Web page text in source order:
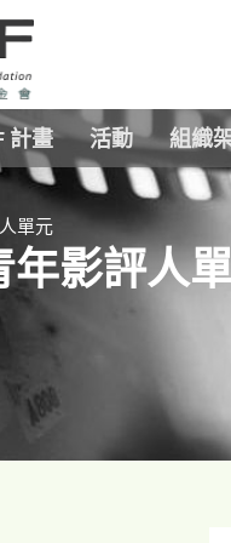
計畫 活動 組織
單元
年影評人